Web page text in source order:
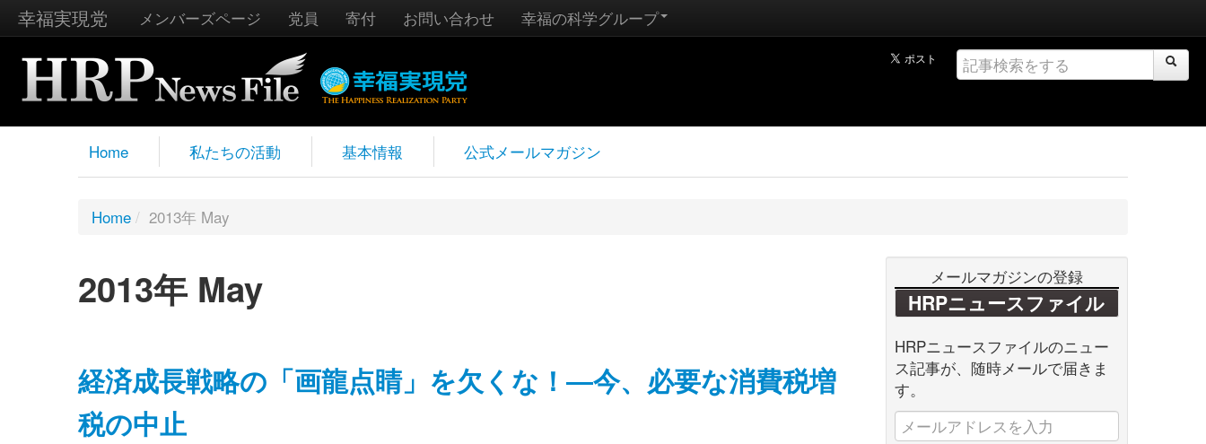
幸福実現党 メンバーズページ 党員 寄付 お問い合わせ 幸福の科学グループ
Home 私たちの活動 基本情報 公式メールマガジン
Home / 2013年 May
2013年 May
経済成長戦略の「画龍点睛」を欠くな！―今、必要な消費税増
税の中止
メールマガジンの登録
HRPニュースファイル
HRPニュースファイルのニュー
ス記事が、随時メールで届きま
す。